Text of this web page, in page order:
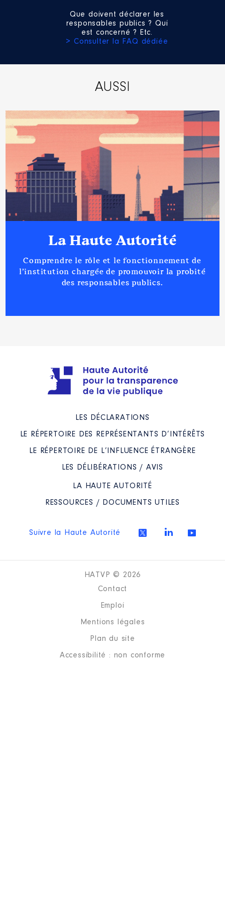
Que doivent déclarer les
responsables publics ? Qui
est concerné ? Etc.
> Consulter la FAQ dédiée
AUSSI
La Haute Autorité
Comprendre le rôle et le fonctionnement de
l’institution chargée de promouvoir la probité
des responsables publics.
LES DÉCLARATIONS
LE RÉPERTOIRE DES REPRÉSENTANTS D’INTÉRÊTS
LE RÉPERTOIRE DE L’INFLUENCE ÉTRANGÈRE
LES DÉLIBÉRATIONS / AVIS
LA HAUTE AUTORITÉ
RESSOURCES / DOCUMENTS UTILES
Suivre la Haute Autorité
HATVP © 2026
Contact
Emploi
Mentions légales
Plan du site
Accessibilité : non conforme